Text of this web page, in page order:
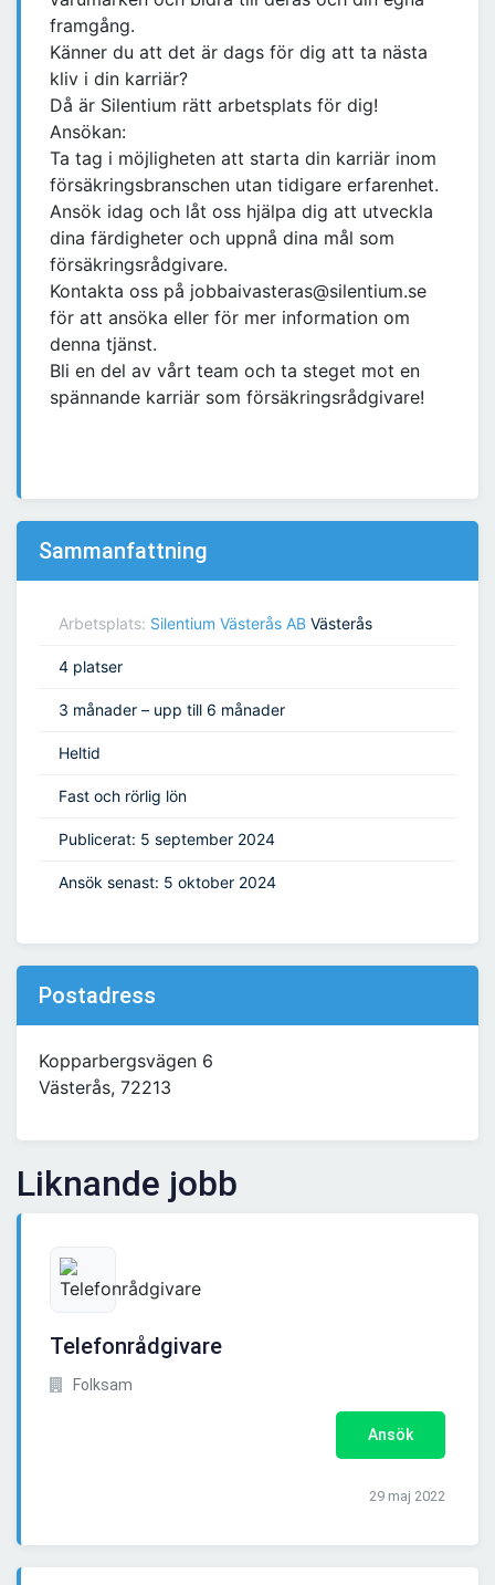
framgång.
Känner du att det är dags för dig att ta nästa
kliv i din karriär?
Då är Silentium rätt arbetsplats för dig!
Ansökan:
Ta tag i möjligheten att starta din karriär inom
försäkringsbranschen utan tidigare erfarenhet.
Ansök idag och låt oss hjälpa dig att utveckla
dina färdigheter och uppnå dina mål som
försäkringsrådgivare.
Kontakta oss på jobbaivasteras@silentium.se
för att ansöka eller för mer information om
denna tjänst.
Bli en del av vårt team och ta steget mot en
spännande karriär som försäkringsrådgivare!
Sammanfattning
Arbetsplats: Silentium Västerås AB Västerås
4 platser
3 månader – upp till 6 månader
Heltid
Fast och rörlig lön
Publicerat: 5 september 2024
Ansök senast: 5 oktober 2024
Postadress
Kopparbergsvägen 6
Västerås, 72213
Liknande jobb
Telefonrådgivare
Folksam
Ansök
29 maj 2022